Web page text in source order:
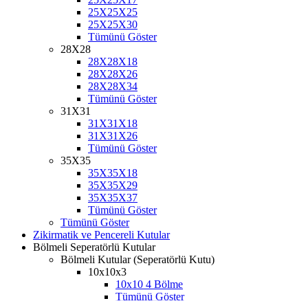
25X25X25
25X25X30
Tümünü Göster
28X28
28X28X18
28X28X26
28X28X34
Tümünü Göster
31X31
31X31X18
31X31X26
Tümünü Göster
35X35
35X35X18
35X35X29
35X35X37
Tümünü Göster
Tümünü Göster
Zikirmatik ve Pencereli Kutular
Bölmeli Seperatörlü Kutular
Bölmeli Kutular (Seperatörlü Kutu)
10x10x3
10x10 4 Bölme
Tümünü Göster